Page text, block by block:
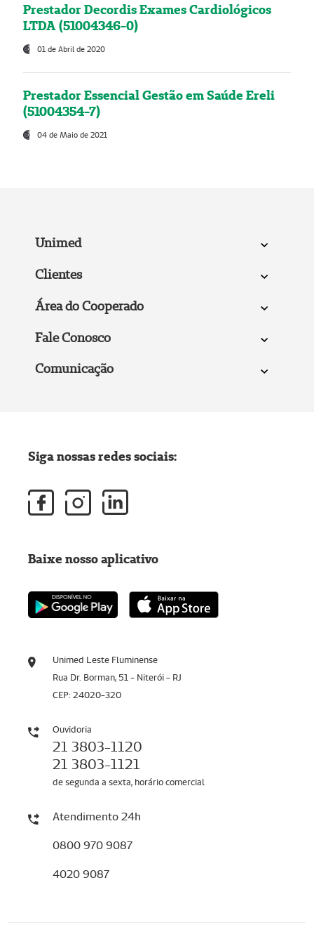
Prestador Decordis Exames Cardiológicos
LTDA (51004346-0)
01 de Abril de 2020
Prestador Essencial Gestão em Saúde Ereli
(51004354-7)
04 de Maio de 2021
Unimed
Clientes
Área do Cooperado
Fale Conosco
Comunicação
Unimed Leste Fluminense
Rua Dr. Borman, 51 - Niterói - RJ
CEP: 24020-320
Ouvidoria
21 3803-1120
21 3803-1121
de segunda a sexta, horário comercial
Atendimento 24h
0800 970 9087
4020 9087
Siga nossas redes sociais:
Baixe nosso aplicativo